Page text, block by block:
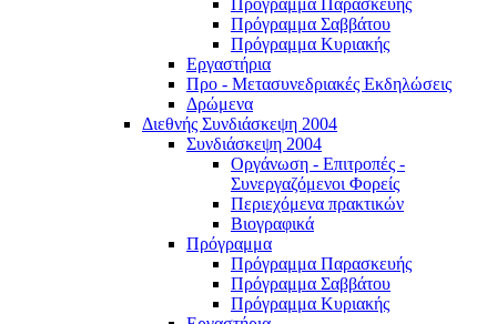
Πρόγραμμα Παρασκευής
Πρόγραμμα Σαββάτου
Πρόγραμμα Κυριακής
Εργαστήρια
Προ - Μετασυνεδριακές Εκδηλώσεις
Δρώμενα
Διεθνής Συνδιάσκεψη 2004
Συνδιάσκεψη 2004
Οργάνωση - Επιτροπές -
Συνεργαζόμενοι Φορείς
Περιεχόμενα πρακτικών
Βιογραφικά
Πρόγραμμα
Πρόγραμμα Παρασκευής
Πρόγραμμα Σαββάτου
Πρόγραμμα Κυριακής